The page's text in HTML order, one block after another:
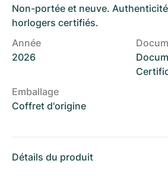
Non-portée et neuve.
horlogers certifiés.
Année
2026
Emballage
Coffret d'origine
Détails du produit